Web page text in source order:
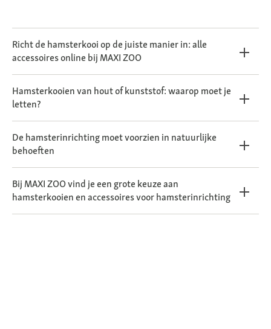
Richt de hamsterkooi op de juiste manier in: alle
accessoires online bij MAXI ZOO
Hamsterkooien van hout of kunststof: waarop moet je
letten?
De hamsterinrichting moet voorzien in natuurlijke
behoeften
Bij MAXI ZOO vind je een grote keuze aan
hamsterkooien en accessoires voor hamsterinrichting